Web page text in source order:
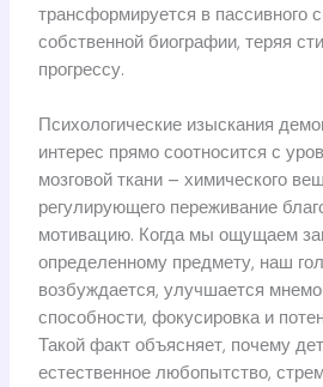
трансформируется в пассивного
собственной биографии, теряя
прогрессу.
Психологические изыскания
интерес прямо соотносится с
мозговой ткани – химического
регулирующего переживание
мотивацию. Когда мы ощущаем
определенному предмету, наш
возбуждается, улучшается
способности, фокусировка и
Такой факт объясняет, почему
естественное любопытство,